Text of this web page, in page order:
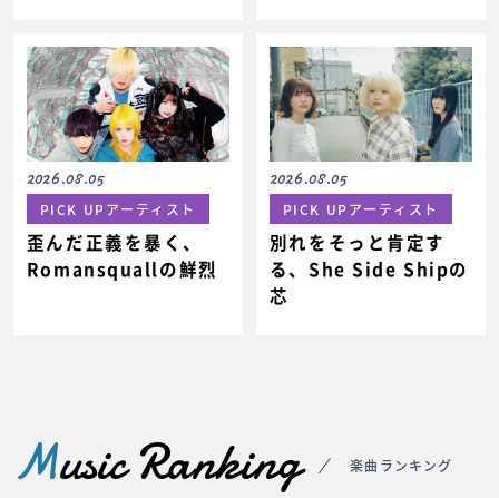
2026.08.05
PICK UPアーティスト
歪んだ正義を暴く、
Romansquallの鮮烈
2026.08.05
PICK UPアーティスト
別れをそっと肯定す
る、She Side Shipの
芯
Music Ranking 楽曲ランキング